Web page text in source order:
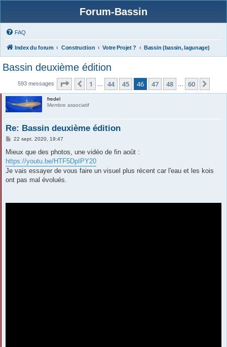
Forum-Bassin
FAQ
Index du forum Construction Votre Projet ? Bassin (bassin, lagunage)
Bassin deuxième édition
593 messages Page 46 sur 60
Précédente
1 44 45 46 47 48 60
fredel
Membre associatif
Re: Bassin deuxième édition
M
s
a
g
e
22 sept. 2020, 19:47
Mieux que des photos, une vidéo de fin août :
https://youtu.be/HTF5DpIPY20
Je vais essayer de vous faire un visuel plus récent car l'eau et les kois
ont pas mal évolués.